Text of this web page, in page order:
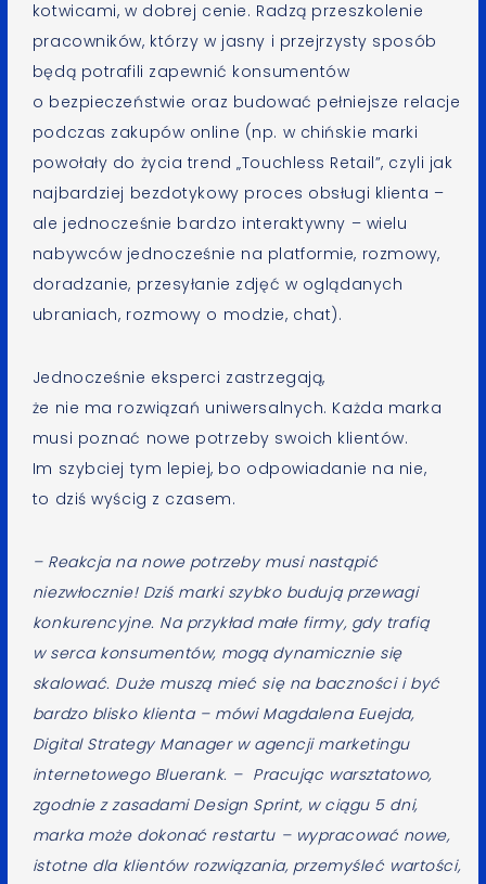
kotwicami, w dobrej cenie. Radzą przeszkolenie
pracowników, którzy w jasny i przejrzysty sposób
będą potrafili zapewnić konsumentów
o bezpieczeństwie oraz budować pełniejsze relacje
podczas zakupów online (np. w chińskie marki
powołały do życia trend „Touchless Retail”, czyli jak
najbardziej bezdotykowy proces obsługi klienta –
ale jednocześnie bardzo interaktywny – wielu
nabywców jednocześnie na platformie, rozmowy,
doradzanie, przesyłanie zdjęć w oglądanych
ubraniach, rozmowy o modzie, chat).
Jednocześnie eksperci zastrzegają,
że nie ma rozwiązań uniwersalnych. Każda marka
musi poznać nowe potrzeby swoich klientów.
Im szybciej tym lepiej, bo odpowiadanie na nie,
to dziś wyścig z czasem.
– Reakcja na nowe potrzeby musi nastąpić
niezwłocznie! Dziś marki szybko budują przewagi
konkurencyjne. Na przykład małe firmy, gdy trafią
w serca konsumentów, mogą dynamicznie się
skalować. Duże muszą mieć się na baczności i być
bardzo blisko klienta – mówi Magdalena Euejda,
Digital Strategy Manager w agencji marketingu
internetowego Bluerank. – Pracując warsztatowo,
zgodnie z zasadami Design Sprint, w ciągu 5 dni,
marka może dokonać restartu – wypracować nowe,
istotne dla klientów rozwiązania, przemyśleć wartości,